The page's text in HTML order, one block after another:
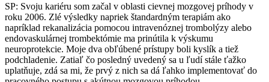
SP: Svoju kariéru som začal v oblasti cievnej mozgovej príhody v
roku 2006. Zlé výsledky napriek štandardným terapiám ako
napríklad rekanalizácia pomocou intravenóznej trombolýzy alebo
endovaskulárnej trombektómie ma prinútila k výskumu
neuroprotekcie. Moje dva obľúbené prístupy boli kyslík a tiež
podchladenie. Zatiaľ čo posledný uvedený sa u ľudí stále ťažko
uplatňuje, zdá sa mi, že prvý z nich sa dá ľahko implementovať do